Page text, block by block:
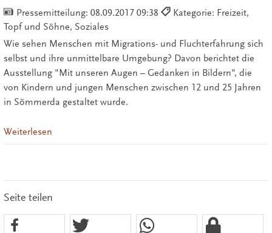
Pressemitteilung: 08.09.2017 09:38
Kategorie: Freizeit,
Topf und Söhne, Soziales
Wie sehen Menschen mit Migrations- und Fluchterfahrung sich
selbst und ihre unmittelbare Umgebung? Davon berichtet die
Ausstellung "Mit unseren Augen – Gedanken in Bildern", die
von Kindern und jungen Menschen zwischen 12 und 25 Jahren
in Sömmerda gestaltet wurde.
Weiterlesen
Seite teilen